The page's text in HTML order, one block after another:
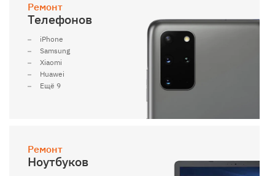
Ремонт
Телефонов
iPhone
Samsung
Xiaomi
Huawei
Ещё 9
Ремонт
Ноутбуков